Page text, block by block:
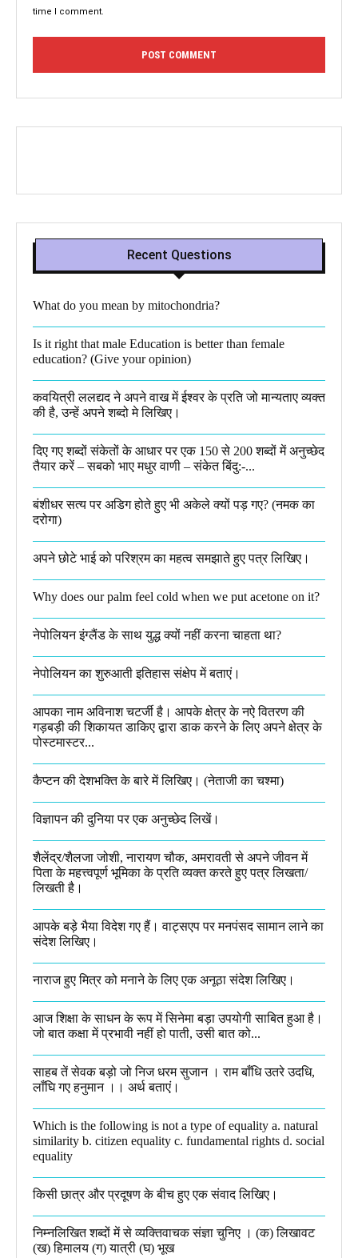
time I comment.
Recent Questions
What do you mean by mitochondria?​
Is it right that male Education is better than female
education? (Give your opinion)
कवयित्री ललद्यद ने अपने वाख में ईश्वर के प्रति जो मान्यताए व्यक्त
की है, उन्हें अपने शब्दो मे लिखिए।
दिए गए शब्दों संकेतों के आधार पर एक 150 से 200 शब्दों में अनुच्छेद
तैयार करें – सबको भाए मधुर वाणी – संकेत बिंदु:-...
बंशीधर सत्य पर अडिग होते हुए भी अकेले क्यों पड़ गए? (नमक का
दरोगा)
अपने छोटे भाई को परिश्रम का महत्व समझाते हुए पत्र लिखिए।
Why does our palm feel cold when we put acetone on it?
नेपोलियन इंग्लैंड के साथ युद्ध क्यों नहीं करना चाहता था​?
नेपोलियन का शुरुआती इतिहास संक्षेप में बताएं।
आपका नाम अविनाश चटर्जी है। आपके क्षेत्र के नऐ वितरण की
गड़बड़ी की शिकायत डाकिए द्वारा डाक करने के लिए अपने क्षेत्र के
पोस्टमास्टर...
कैप्टन की देशभक्ति के बारे में लिखिए।​ (नेताजी का चश्मा)
विज्ञापन की दुनिया पर एक अनुच्छेद लिखें।
शैलेंद्र/शैलजा जोशी, नारायण चौक, अमरावती से अपने जीवन में
पिता के महत्त्वपूर्ण भूमिका के प्रति व्यक्त करते हुए पत्र लिखता/
लिखती है।​
आपके बड़े भैया विदेश गए हैं। वाट्सएप पर मनपंसद सामान लाने का
संदेश लिखिए।
नाराज हुए मित्र को मनाने के लिए एक अनूठा संदेश लिखिए।
आज शिक्षा के साधन के रूप में सिनेमा बड़ा उपयोगी साबित हुआ है।
जो बात कक्षा में प्रभावी नहीं हो पाती, उसी बात को...
साहब तें सेवक बड़ो जो निज धरम सुजान । राम बाँधि उतरे उदधि,
लाँघि गए हनुमान ।।​ अर्थ बताएं।
Which is the following is not a type of equality a. natural
similarity b. citizen equality c. fundamental rights d. social
equality​
किसी छात्र और प्रदूषण के बीच हुए एक संवाद लिखिए।​
निम्नलिखित शब्दों में से व्यक्तिवाचक संज्ञा चुनिए । (क) लिखावट
(ख) हिमालय (ग) यात्री (घ) भूख​